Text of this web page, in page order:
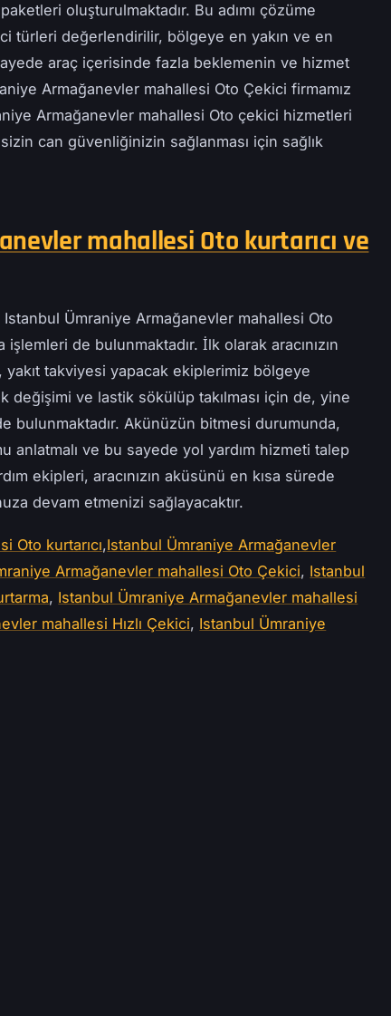
oluşturulmaktadır. Bu adımı çözüme
türleri değerlendirilir, bölgeye en yakın ve en
araç içerisinde fazla beklemenin ve hizmet
Armağanevler mahallesi Oto Çekici firmamız
Armağanevler mahallesi Oto çekici hizmetleri
can güvenliğinizin sağlanması için sağlık
mahallesi Oto kurtarıcı ve
Ümraniye Armağanevler mahallesi Oto
de bulunmaktadır. İlk olarak aracınızın
yakıt takviyesi yapacak ekiplerimiz bölgeye
değişimi ve lastik sökülüp takılması için de, yine
bulunmaktadır. Akünüzün bitmesi durumunda,
anlatmalı ve bu sayede yol yardım hizmeti talep
ekipleri, aracınızın aküsünü en kısa sürede
devam etmenizi sağlayacaktır.
Oto kurtarıcı,Istanbul Ümraniye Armağanevler
Armağanevler mahallesi Oto Çekici, Istanbul
, Istanbul Ümraniye Armağanevler mahallesi
mahallesi Hızlı Çekici, Istanbul Ümraniye